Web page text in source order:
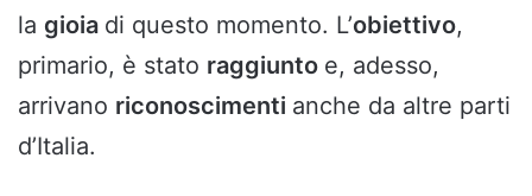
la gioia di questo momento. L’obiettivo,
primario, è stato raggiunto e, adesso,
arrivano riconoscimenti anche da altre parti
d’Italia.